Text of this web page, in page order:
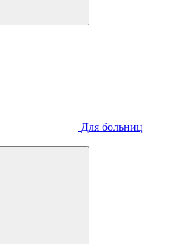
Для больниц